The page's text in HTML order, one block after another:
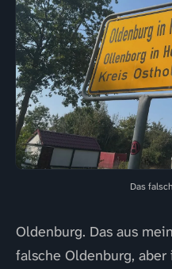
Das
Oldenburg. Das aus
falsche Oldenburg,